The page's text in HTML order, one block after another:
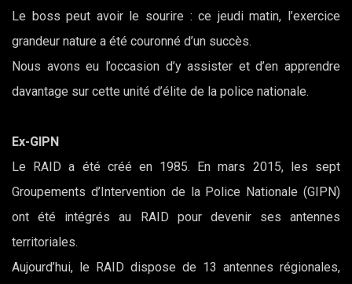
Le boss peut avoir le sourire : ce jeudi matin, l’exercice
grandeur nature a été couronné d’un succès.
Nous avons eu l’occasion d’y assister et d’en apprendre
davantage sur cette unité d’élite de la police nationale.
Ex-GIPN
Le RAID a été créé en 1985. En mars 2015, les sept
Groupements d’Intervention de la Police Nationale (GIPN)
ont été intégrés au RAID pour devenir ses antennes
territoriales.
Aujourd’hui, le RAID dispose de 13 antennes régionales,